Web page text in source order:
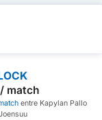
match
entre Kapylan Pallo